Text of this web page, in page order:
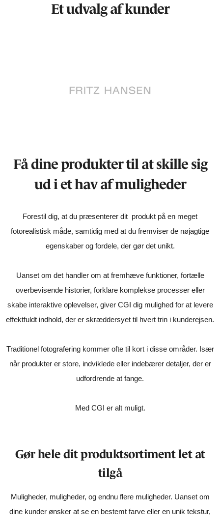
Et udvalg af kunder
Få dine produkter til at skille sig
ud i et hav af muligheder
Forestil dig, at du præsenterer dit produkt på en meget
fotorealistisk måde, samtidig med at du fremviser de nøjagtige
egenskaber og fordele, der gør det unikt.
Uanset om det handler om at fremhæve funktioner, fortælle
overbevisende historier, forklare komplekse processer eller
skabe interaktive oplevelser, giver CGI dig mulighed for at levere
effektfuldt indhold, der er skræddersyet til hvert trin i kunderejsen.
Traditionel fotografering kommer ofte til kort i disse områder. Især
når produkter er store, indviklede eller indebærer detaljer, der er
udfordrende at fange.
Med CGI er alt muligt.
Gør hele dit produktsortiment let at
tilgå
Muligheder, muligheder, og endnu flere muligheder. Uanset om
dine kunder ønsker at se en bestemt farve eller en unik tekstur,